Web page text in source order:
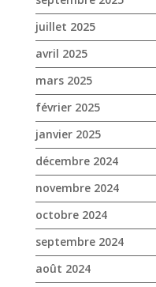
juillet 2025
avril 2025
mars 2025
février 2025
janvier 2025
décembre 2024
novembre 2024
octobre 2024
septembre 2024
août 2024